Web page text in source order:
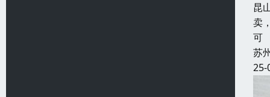
昆
卖
可
苏
25-